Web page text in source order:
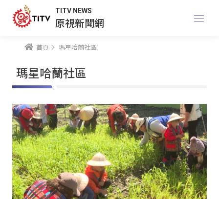
TITV NEWS
原視新聞網
首頁 瑪星哈蘭社區
瑪星哈蘭社區